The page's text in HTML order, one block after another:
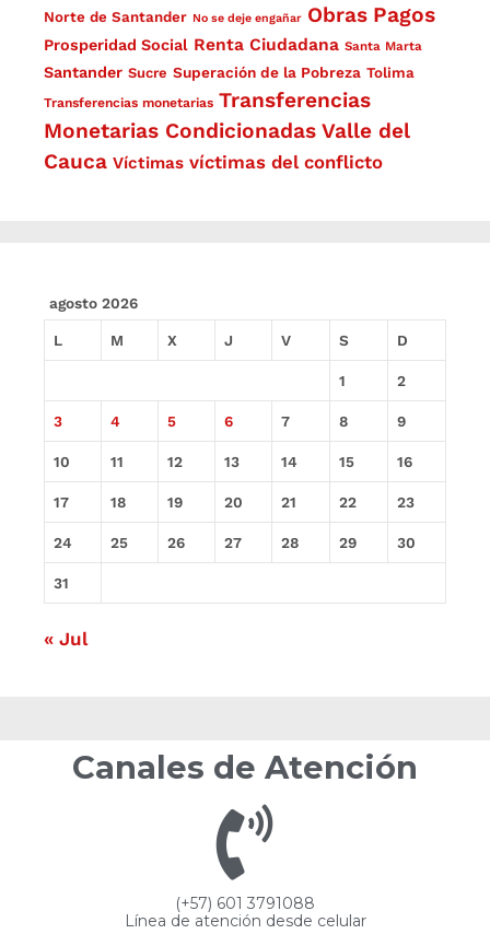
Norte de Santander No se deje engañar Obras Pagos
Prosperidad Social Renta Ciudadana Santa Marta
Santander Sucre Superación de la Pobreza Tolima
Transferencias monetarias Transferencias
Monetarias Condicionadas Valle del
Cauca Víctimas víctimas del conflicto
agosto 2026
L M X J V S D
1 2
3 4 5 6 7 8 9
10 11 12 13 14 15 16
17 18 19 20 21 22 23
24 25 26 27 28 29 30
31
« Jul
Canales de Atención
(+57) 601 3791088
Línea de atención desde celular